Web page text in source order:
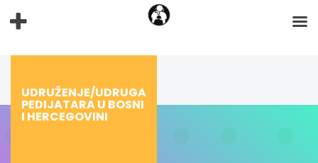
na
UDRUŽENJE/UDRUGA
PEDIJATARA U BOSNI
I HERCEGOVINI